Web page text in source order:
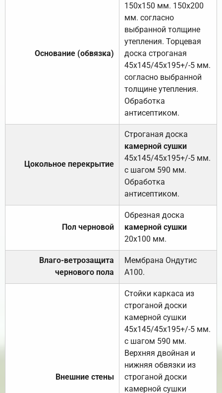
Основание (обвязка)
150х150 мм. 150х200
мм. согласно
выбранной толщине
утепления. Торцевая
доска строганая
45х145/45х195+/-5 мм.
согласно выбранной
толщине утепления.
Обработка
антисептиком.
Цокольное перекрытие
Строганая доска
камерной сушки
45х145/45х195+/-5 мм.
с шагом 590 мм.
Обработка
антисептиком.
Пол черновой
Обрезная доска
камерной сушки
20х100 мм.
Влаго-ветрозащита
чернового пола
Мембрана Ондутис
А100.
Внешние стены
Стойки каркаса из
строганой доски
камерной сушки
45х145/45х195+/-5 мм.
с шагом 590 мм.
Верхняя двойная и
нижняя обвязки из
строганой доски
камерной сушки